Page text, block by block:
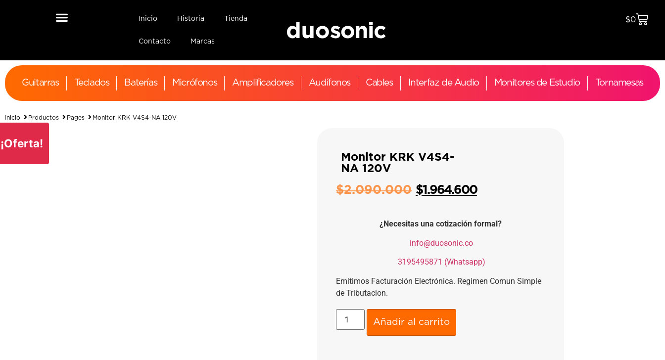
Inicio Historia Tienda
Contacto Marcas
$0
Guitarras Teclados Baterías Micrófonos Amplificadores Audífonos Cables Interfaz de Audio Monitores de Estudio Tornamesas
Inicio Productos Pages Monitor KRK V4S4-NA 120V
¡Oferta!
Monitor KRK V4S4-
NA 120V
$2.090.000 $1.964.600
¿Necesitas una cotización formal?
info@duosonic.co
3195495871 (Whatsapp)
Emitimos Facturación Electrónica. Regimen Comun Simple
de Tributacion.
Añadir al carrito